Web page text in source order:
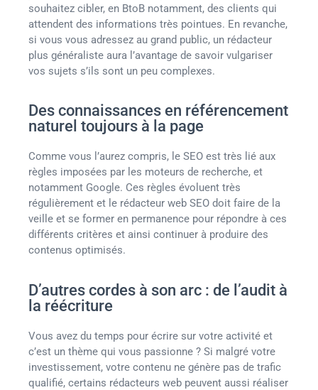
souhaitez cibler, en BtoB notamment, des clients qui
attendent des informations très pointues. En revanche,
si vous vous adressez au grand public, un rédacteur
plus généraliste aura l’avantage de savoir vulgariser
vos sujets s’ils sont un peu complexes.
Des connaissances en référencement
naturel toujours à la page
Comme vous l’aurez compris, le SEO est très lié aux
règles imposées par les moteurs de recherche, et
notamment Google. Ces règles évoluent très
régulièrement et le rédacteur web SEO doit faire de la
veille et se former en permanence pour répondre à ces
différents critères et ainsi continuer à produire des
contenus optimisés.
D’autres cordes à son arc : de l’audit à
la réécriture
Vous avez du temps pour écrire sur votre activité et
c’est un thème qui vous passionne ? Si malgré votre
investissement, votre contenu ne génère pas de trafic
qualifié, certains rédacteurs web peuvent aussi réaliser